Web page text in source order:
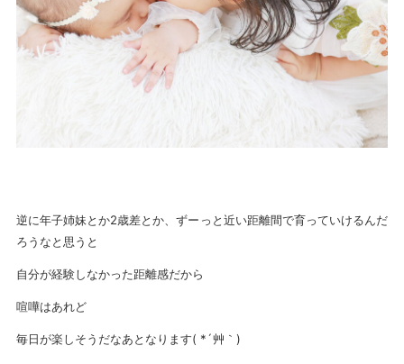
逆に年子姉妹とか2歳差とか、ずーっと近い距離間で育っていけるんだ
ろうなと思うと
自分が経験しなかった距離感だから
喧嘩はあれど
毎日が楽しそうだなあとなります( *´艸｀)